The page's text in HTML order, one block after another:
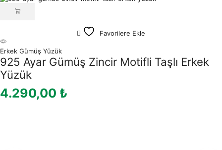
Favorilere Ekle
Erkek Gümüş Yüzük
925 Ayar Gümüş Zincir Motifli Taşlı Erkek
Yüzük
4.290,00 ₺